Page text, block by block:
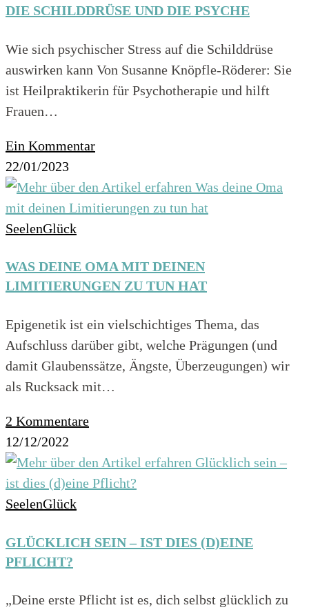
DIE SCHILDDRÜSE UND DIE PSYCHE
Wie sich psychischer Stress auf die Schilddrüse
auswirken kann Von Susanne Knöpfle-Röderer: Sie
ist Heilpraktikerin für Psychotherapie und hilft
Frauen…
Ein Kommentar
22/01/2023
SeelenGlück
WAS DEINE OMA MIT DEINEN
LIMITIERUNGEN ZU TUN HAT
Epigenetik ist ein vielschichtiges Thema, das
Aufschluss darüber gibt, welche Prägungen (und
damit Glaubenssätze, Ängste, Überzeugungen) wir
als Rucksack mit…
2 Kommentare
12/12/2022
SeelenGlück
GLÜCKLICH SEIN – IST DIES (D)EINE
PFLICHT?
„Deine erste Pflicht ist es, dich selbst glücklich zu